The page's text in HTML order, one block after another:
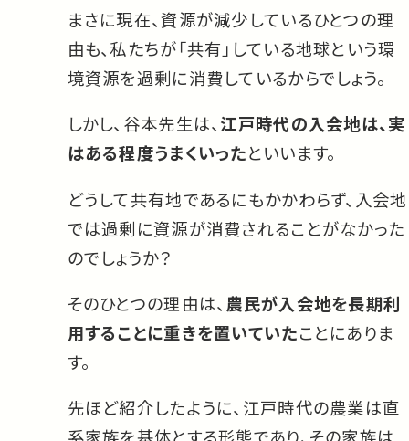
まさに現在、資源が減少しているひとつの理
由も、私たちが「共有」している地球という環
境資源を過剰に消費しているからでしょう。
しかし、谷本先生は、江戸時代の入会地は、実
はある程度うまくいったといいます。
どうして共有地であるにもかかわらず、入会地
では過剰に資源が消費されることがなかった
のでしょうか？
そのひとつの理由は、 農民が入会地を長期利
用することに重きを置いていたことにありま
す。
先ほど紹介したように、江戸時代の農業は直